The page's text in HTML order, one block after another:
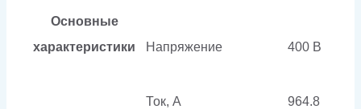
Основные
характеристики
Напряжение 400 В
Ток, А 964.8